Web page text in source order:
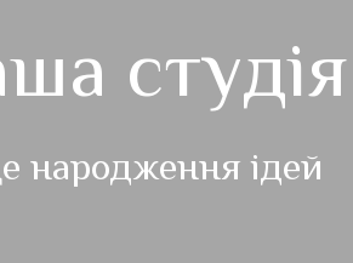
студія
народження ідей